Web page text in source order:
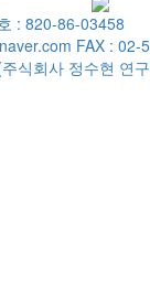
: 820-86-03458
FAX : 02-
식회사 정수현 연